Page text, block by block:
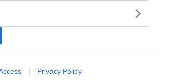
Privacy Policy